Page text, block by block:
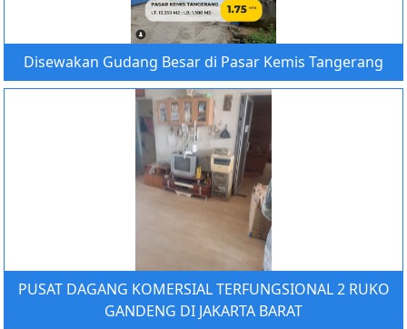
Disewakan Gudang Besar di Pasar Kemis Tangerang
PUSAT DAGANG KOMERSIAL TERFUNGSIONAL 2 RUKO
GANDENG DI JAKARTA BARAT